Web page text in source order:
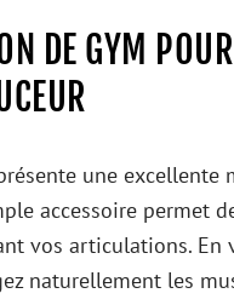
DE GYM
une excellente
accessoire permet
vos articulations.
naturellement les